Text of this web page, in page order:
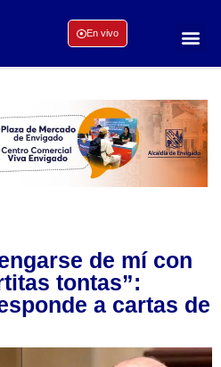
En vivo
de mí con
tontas”:
a cartas de